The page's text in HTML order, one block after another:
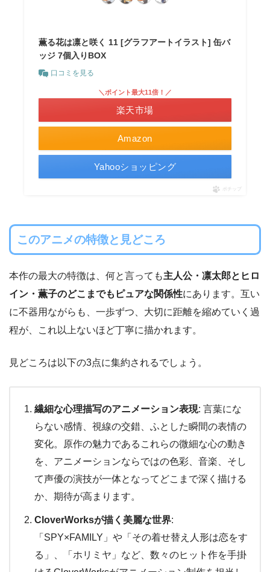
薫る花は凛と咲く 11 [グラフアートイラスト] 缶バ
ッジ 7個入りBOX
口コミを見る
Amazon
＼ポイント最大11倍！／
楽天市場
Yahooショッピング
ポチップ
このアニメの特徴と見どころ
本作の最大の特徴は、何と言っても主人公・凛太郎とヒロ
イン・薫子のどこまでもピュアな関係性にあります。互い
に不器用ながらも、一歩ずつ、大切に距離を縮めていく過
程が、これ以上ないほど丁寧に描かれます。
見どころは以下の3点に集約されるでしょう。
繊細な心理描写のアニメーション表現: 言葉にな
らない感情、視線の交錯、ふとした瞬間の表情の
変化。原作の魅力であるこれらの微細な心の動き
を、アニメーションならではの色彩、音楽、そし
て声優の演技が一体となってどこまで深く描ける
か、期待が高まります。
CloverWorksが描く美麗な世界:
「SPY×FAMILY」や「その着せ替え人形は恋をす
る」、「ホリミヤ」など、数々のヒット作を手掛